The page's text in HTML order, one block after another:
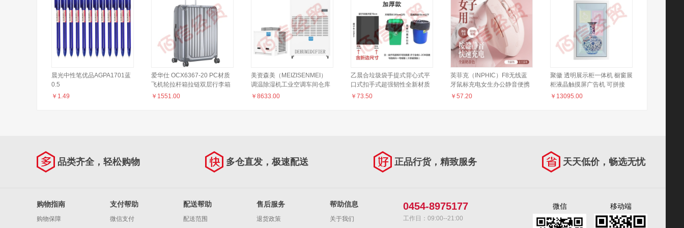
晨光中性笔优品AGPA1701蓝
0.5
￥ 1.49
爱华仕 OCX6367-20 PC材质
飞机轮拉杆箱拉链双层行李箱
炭灰色
￥ 1551.00
美资森美（MEIZISENMEI）
调温除湿机工业空调车间仓库
档案室降温调温自动化霜抽湿
￥ 8633.00
乙晨合垃圾袋手提式背心式平
口式扣手式超强韧性全新材质
平口式90*110cm特厚50只（3
￥ 73.50
英菲克（INPHIC）F8无线蓝
牙鼠标充电女生办公静音便携
人体工学适用于惠普华硕华为
￥ 57.20
聚徽 透明展示柜一体机 橱窗展
柜液晶触摸屏广告机 可拼接
3D全息投影商品展示柜 65英
￥ 13095.00
品类齐全，轻松购物 多仓直发，极速配送 正品行货，精致服务 天天低价，畅选无忧
购物指南
购物保障
支付帮助
微信支付
配送帮助
配送范围
售后服务
退货政策
帮助信息
关于我们
0454-8975177
工作日：09:00--21:00
微信 移动端